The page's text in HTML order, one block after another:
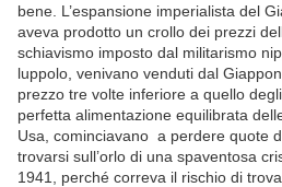
bene. L’espansione imperialista del
aveva prodotto un crollo dei prezzi
schiavismo imposto dal militarismo
luppolo, venivano venduti dal
prezzo tre volte inferiore a quello
perfetta alimentazione equilibrata
Usa, cominciavano a perdere quote
trovarsi sull’orlo di una spaventosa
1941, perché correva il rischio di